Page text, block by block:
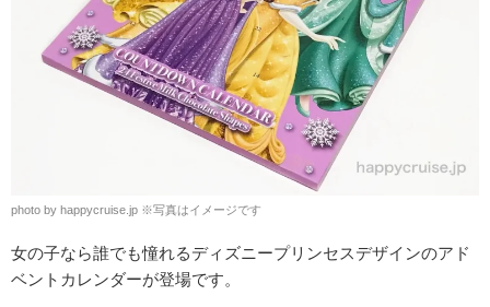
photo by happycruise.jp ※写真はイメージです
女の子なら誰でも憧れるディズニープリンセスデザインのアド
ベントカレンダーが登場です。